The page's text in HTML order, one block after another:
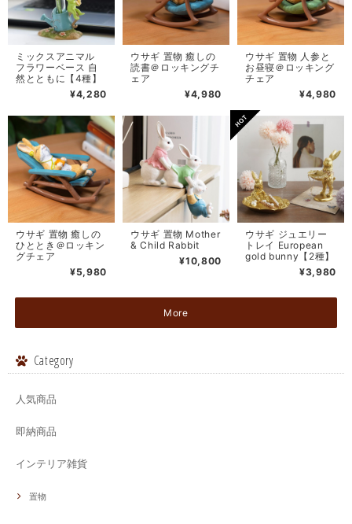
ミックスアニマル
フラワーベース 自
然とともに【4種】
¥4,280
ウサギ 置物 癒しの
読書＠ロッキングチ
ェア
¥4,980
ウサギ 置物 人参と
お昼寝＠ロッキング
チェア
¥4,980
ウサギ 置物 癒しの
ひととき＠ロッキン
グチェア
¥5,980
ウサギ 置物 Mother
& Child Rabbit
¥10,800
ウサギ ジュエリー
トレイ European
gold bunny【2種】
¥3,980
More
Category
人気商品
即納商品
インテリア雑貨
置物